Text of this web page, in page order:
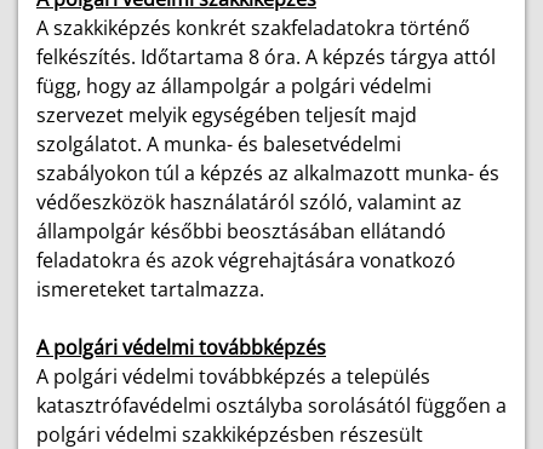
A szakkiképzés konkrét szakfeladatokra történő
felkészítés. Időtartama 8 óra. A képzés tárgya attól
függ, hogy az állampolgár a polgári védelmi
szervezet melyik egységében teljesít majd
szolgálatot. A munka- és balesetvédelmi
szabályokon túl a képzés az alkalmazott munka- és
védőeszközök használatáról szóló, valamint az
állampolgár későbbi beosztásában ellátandó
feladatokra és azok végrehajtására vonatkozó
ismereteket tartalmazza.
A polgári védelmi továbbképzés
A polgári védelmi továbbképzés a település
katasztrófavédelmi osztályba sorolásától függően a
polgári védelmi szakkiképzésben részesült